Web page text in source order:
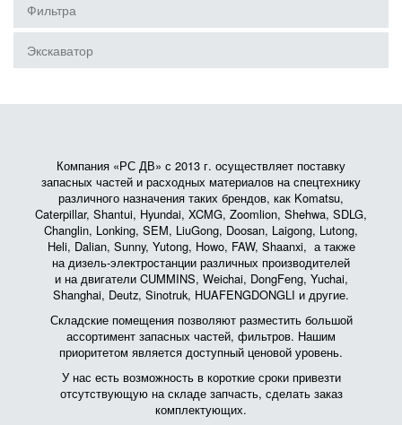
Фильтра
Экскаватор
Компания «РС ДВ» с 2013 г. осуществляет поставку
запасных частей и расходных материалов на спецтехнику
различного назначения таких брендов, как Komatsu,
Caterpillar, Shantui, Hyundai, XCMG, Zoomlion, Shehwa, SDLG,
Changlin, Lonking, SEM, LiuGong, Doosan, Laigong, Lutong,
Heli, Dalian, Sunny, Yutong, Howo, FAW, Shaanxi, а также
на дизель-электростанции различных производителей
и на двигатели CUMMINS, Weichai, DongFeng, Yuchai,
Shanghai, Deutz, Sinotruk, HUAFENGDONGLI и другие.
Складские помещения позволяют разместить большой
ассортимент запасных частей, фильтров. Нашим
приоритетом является доступный ценовой уровень.
У нас есть возможность в короткие сроки привезти
отсутствующую на складе запчасть, сделать заказ
комплектующих.